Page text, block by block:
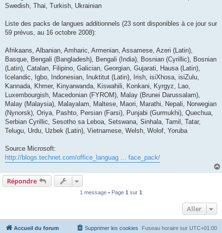
Swedish, Thai, Turkish, Ukrainian
Liste des packs de langues additionnels (23 sont disponibles à ce jour sur
59 prévus, au 16 octobre 2008):
Afrikaans, Albanian, Amharic, Armenian, Assamese, Azeri (Latin),
Basque, Bengali (Bangladesh), Bengali (India), Bosnian (Cyrillic), Bosnian
(Latin), Catalan, Filipino, Galician, Georgian, Gujarati, Hausa (Latin),
Icelandic, Igbo, Indonesian, Inuktitut (Latin), Irish, isiXhosa, isiZulu,
Kannada, Khmer, Kinyarwanda, Kiswahili, Konkani, Kyrgyz, Lao,
Luxembourgish, Macedonian (FYROM), Malay (Brunei Darussalam),
Malay (Malaysia), Malayalam, Maltese, Maori, Marathi, Nepali, Norwegian
(Nynorsk), Oriya, Pashto, Persian (Farsi), Punjabi (Gurmukhi), Quechua,
Serbian Cyrillic, Sesotho sa Leboa, Setswana, Sinhala, Tamil, Tatar,
Telugu, Urdu, Uzbek (Latin), Vietnamese, Welsh, Wolof, Yoruba
Source Microsoft:
http://blogs.technet.com/office_languag ... face_pack/
Répondre
1 message • Page 1 sur 1
Aller
Accueil du forum Fuseau horaire sur UTC+01:00
Supprimer les cookies